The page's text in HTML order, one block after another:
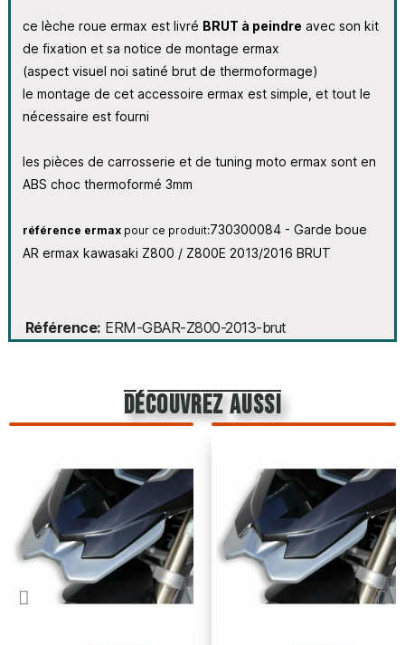
ce lèche roue ermax est livré BRUT à peindre avec son kit
de fixation et sa notice de montage ermax
(aspect visuel noi satiné brut de thermoformage)
le montage de cet accessoire ermax est simple, et tout le
nécessaire est fourni
les pièces de carrosserie et de tuning moto ermax sont en
ABS choc thermoformé 3mm
référence ermaxpour ce produit:730300084 - Garde boue
AR ermax kawasaki Z800 / Z800E 2013/2016 BRUT
Référence ERM-GBAR-Z800-2013-brut
découvrez aussi